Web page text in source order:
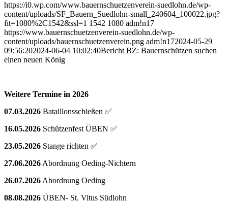
https://i0.wp.com/www.bauernschuetzenverein-suedlohn.de/wp-
content/uploads/SF_Bauern_Suedlohn-small_240604_100022.jpg?
fit=1080%2C1542&ssl=1 1542 1080 adm!n17
https://www.bauernschuetzenverein-suedlohn.de/wp-
content/uploads/bauernschuetzenverein.png adm!n172024-05-29
09:56:202024-06-04 10:02:40Bericht BZ: Bauernschützen suchen
einen neuen König
Weitere Termine in 2026
07.03.2026 Bataillonsschießen ✅
16.05.2026 Schützenfest ÜBEN ✅
23.05.2026 Stange richten ✅
27.06.2026 Abordnung Oeding-Nichtern
26.07.2026 Abordnung Oeding
08.08.2026 ÜBEN- St. Vitus Südlohn